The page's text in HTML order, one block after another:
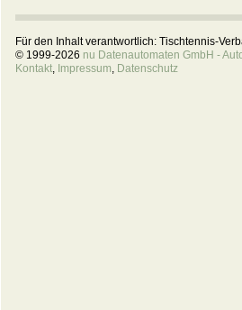
Für den Inhalt verantwortlich: Tischtennis-
© 1999-2026 nu Datenautomaten GmbH -
Kontakt, Impressum, Datenschutz